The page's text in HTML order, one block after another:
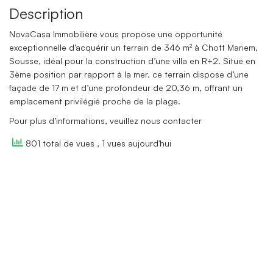
Description
NovaCasa Immobilière vous propose une opportunité
exceptionnelle d’acquérir un terrain de 346 m² à Chott Mariem,
Sousse, idéal pour la construction d’une villa en R+2. Situé en
3ème position par rapport à la mer, ce terrain dispose d’une
façade de 17 m et d’une profondeur de 20,36 m, offrant un
emplacement privilégié proche de la plage.
Pour plus d’informations, veuillez nous contacter
801 total de vues , 1 vues aujourd'hui